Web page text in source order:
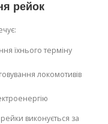
рейок
їхнього терміну
локомотивів
виконується за